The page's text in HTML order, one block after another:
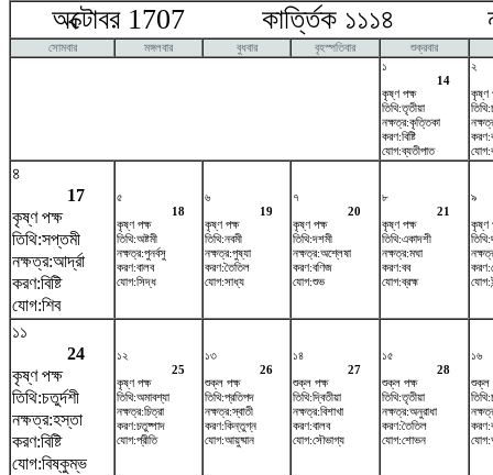
অক্টোবর 1707 কার্ত্তিক ১১১৪
সোমবার মঙ্গলবার বুধবার বৃহস্পতিবার
শুক্রবার
১
14
কৃষ্ণ পক্ষ
তিথি:তৃতীয়া
নক্ষত্র:কৃত্তিকা
করণ:বিষ্টি
যোগ:ব্যতীপাত
২
কৃষ্ণ
৪
17
কৃষ্ণ পক্ষ
তিথি:সপ্তমী
নক্ষত্র:আর্দ্রা
করণ:বিষ্টি
যোগ:শিব
৫
18
কৃষ্ণ পক্ষ
তিথি:অষ্টমী
নক্ষত্র:পুনর্বসু
করণ:বালব
যোগ:সিদ্ধ
৬
19
কৃষ্ণ পক্ষ
তিথি:নবমী
নক্ষত্র:পুষ্যা
করণ:তৈতিল
যোগ:সাধ্য
৭
20
কৃষ্ণ পক্ষ
তিথি:দশমী
নক্ষত্র:অশ্লেষা
করণ:বণিজ
যোগ:শুভ
৮
21
কৃষ্ণ পক্ষ
তিথি:একাদশী
নক্ষত্র:মঘা
করণ:বব
যোগ:ব্রহ্ম
৯
কৃষ্ণ
১১
24
কৃষ্ণ পক্ষ
তিথি:চতুর্দশী
নক্ষত্র:হস্তা
করণ:বিষ্টি
যোগ:বিষ্কুম্ভ
১২
25
কৃষ্ণ পক্ষ
তিথি:অমাবশ্যা
নক্ষত্র:চিত্রা
করণ:চতুষ্পাদ
যোগ:প্রীতি
১৩
26
শুক্ল পক্ষ
তিথি:প্রতিপদ
নক্ষত্র:স্বাতী
করণ:কিন্তুগ্ন
যোগ:আয়ুষ্মান
১৪
27
শুক্ল পক্ষ
তিথি:দ্বিতীয়া
নক্ষত্র:বিশাখা
করণ:বালব
যোগ:সৌভাগ্য
১৫
28
শুক্ল পক্ষ
তিথি:তৃতীয়া
নক্ষত্র:অনুরাধা
করণ:তৈতিল
যোগ:শোভন
১৬
শুক্ল